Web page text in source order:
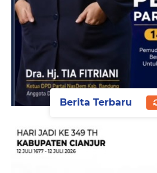
Berita Terbaru